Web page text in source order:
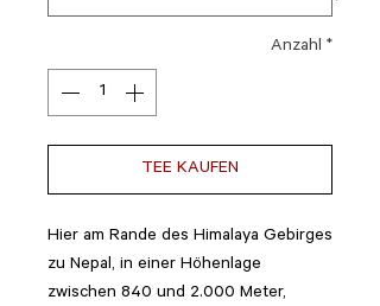
Anzahl *
TEE KAUFEN
Hier am Rande des Himalaya Gebirges
zu Nepal, in einer Höhenlage
zwischen 840 und 2.000 Meter,